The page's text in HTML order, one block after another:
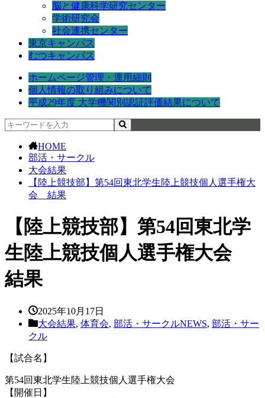
脳と健康科学研究センター
学術研究会
社会連携センター
東京キャンパス
むつキャンパス
ホームページ管理・運用細則
個人情報の取り組みについて
平成29年度 大学機関別認証評価結果について
HOME
部活・サークル
大会結果
【陸上競技部】第54回東北学生陸上競技個人選手権大
会 結果
【陸上競技部】第54回東北学
生陸上競技個人選手権大会
結果
2025年10月17日
大会結果, 体育会, 部活・サークルNEWS, 部活・サー
クル
【試合名】
第54回東北学生陸上競技個人選手権大会
【開催日】